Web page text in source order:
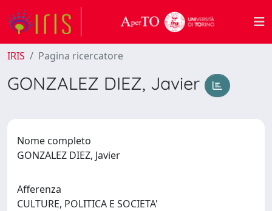
IRIS Pagina ricercatore
GONZALEZ DIEZ, Javier
Nome completo
GONZALEZ DIEZ, Javier
Afferenza
CULTURE, POLITICA E SOCIETA'